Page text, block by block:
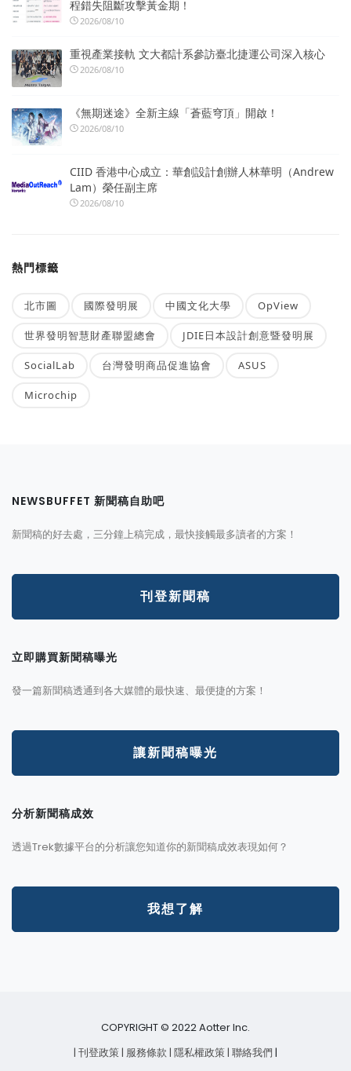
程錯失阻斷攻擊黃金期！
2026/08/10
重視產業接軌 文大都計系參訪臺北捷運公司深入核心
2026/08/10
《無期迷途》全新主線「蒼藍穹頂」開啟！
2026/08/10
CIID 香港中心成立：華創設計創辦人林華明（Andrew
Lam）榮任副主席
2026/08/10
熱門標籤
北市圖 國際發明展 中國文化大學 OpView
世界發明智慧財產聯盟總會 JDIE日本設計創意暨發明展
SocialLab 台灣發明商品促進協會 ASUS
Microchip
NEWSBUFFET 新聞稿自助吧
新聞稿的好去處，三分鐘上稿完成，最快接觸最多讀者的方案！
刊登新聞稿
立即購買新聞稿曝光
發一篇新聞稿透通到各大媒體的最快速、最便捷的方案！
讓新聞稿曝光
分析新聞稿成效
透過Trek數據平台的分析讓您知道你的新聞稿成效表現如何？
我想了解
COPYRIGHT © 2022 Aotter Inc.
| 刊登政策| 服務條款 | 隱私權政策| 聯絡我們 |